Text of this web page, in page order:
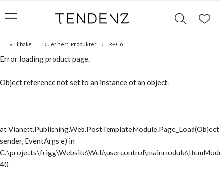
« Tilbake Du er her: Produkter R+Co
Error loading product page.
Object reference not set to an instance of an object.
at Vianett.Publishing.Web.PostTemplateModule.Page_Load(Object
sender, EventArgs e) in
40